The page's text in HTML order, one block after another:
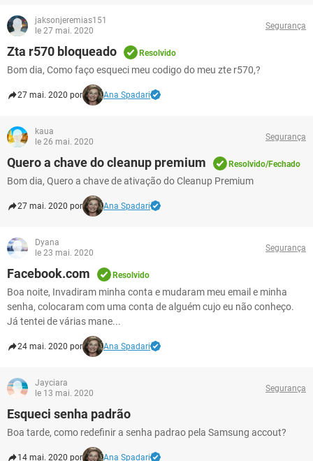
jaksonjeremias151
le 27 mai. 2020
Segurança
Zta r570 bloqueado Resolvido
Bom dia, Como faço esqueci meu codigo do meu zte r570,?
27 mai. 2020 por Ana Spadari
kaua
le 26 mai. 2020
Segurança
Quero a chave do cleanup premium Resolvido/Fechado
Bom dia, Quero a chave de ativação do Cleanup Premium
27 mai. 2020 por Ana Spadari
Dyana
le 23 mai. 2020
Segurança
Facebook.com Resolvido
Boa noite, Invadiram minha conta e mudaram meu email e minha
senha, colocaram com uma conta de alguém cujo eu não conheço.
Já tentei de várias mane...
24 mai. 2020 por Ana Spadari
Jayciara
le 13 mai. 2020
Segurança
Esqueci senha padrão
Boa tarde, como redefinir a senha padrao pela Samsung accout?
14 mai. 2020 por Ana Spadari